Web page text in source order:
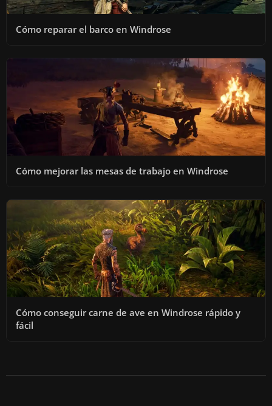
Cómo reparar el barco en Windrose
Cómo mejorar las mesas de trabajo en Windrose
Cómo conseguir carne de ave en Windrose rápido y
fácil